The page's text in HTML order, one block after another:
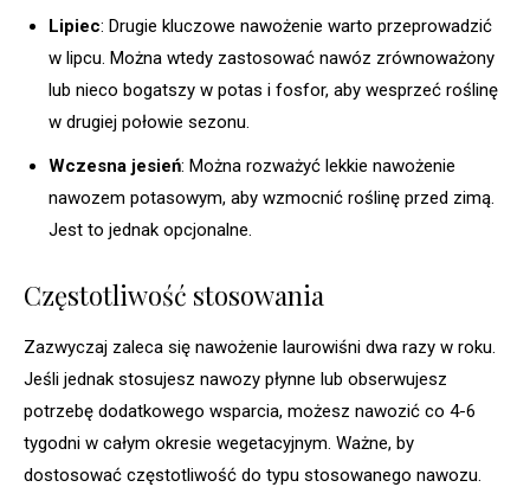
Lipiec: Drugie kluczowe nawożenie warto przeprowadzić
w lipcu. Można wtedy zastosować nawóz zrównoważony
lub nieco bogatszy w potas i fosfor, aby wesprzeć roślinę
w drugiej połowie sezonu.
Wczesna jesień: Można rozważyć lekkie nawożenie
nawozem potasowym, aby wzmocnić roślinę przed zimą.
Jest to jednak opcjonalne.
Częstotliwość stosowania
Zazwyczaj zaleca się nawożenie laurowiśni dwa razy w roku.
Jeśli jednak stosujesz nawozy płynne lub obserwujesz
potrzebę dodatkowego wsparcia, możesz nawozić co 4-6
tygodni w całym okresie wegetacyjnym. Ważne, by
dostosować częstotliwość do typu stosowanego nawozu.